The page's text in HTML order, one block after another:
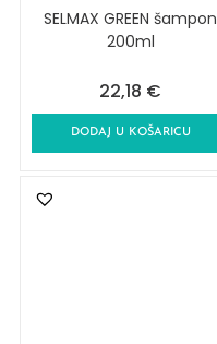
SELMAX GREEN šampon
200ml
22,18 €
DODAJ U KOŠARICU